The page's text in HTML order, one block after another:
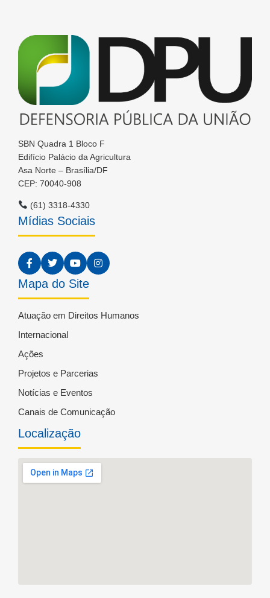
SBN Quadra 1 Bloco F
Edifício Palácio da Agricultura
Asa Norte – Brasília/DF
CEP: 70040-908
(61) 3318-4330
Mídias Sociais
Mapa do Site
Atuação em Direitos Humanos
Internacional
Ações
Projetos e Parcerias
Notícias e Eventos
Canais de Comunicação
Localização